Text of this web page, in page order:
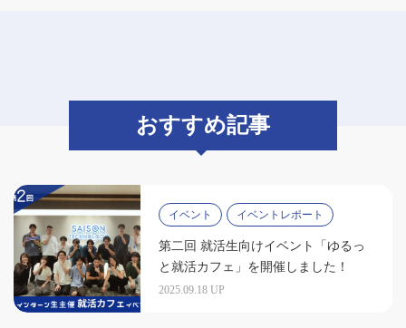
おすすめ記事
イベント イベントレポート
第二回 就活生向けイベント「ゆるっ
と就活カフェ」を開催しました！
2025.09.18 UP